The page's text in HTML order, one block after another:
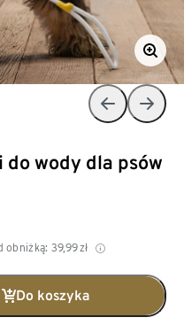
wody dla psów
obniżką: 39,99 zł
Do koszyka